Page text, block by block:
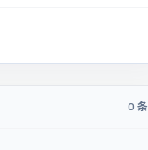
0 条